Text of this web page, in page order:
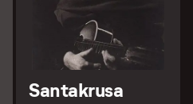
Santakrusa